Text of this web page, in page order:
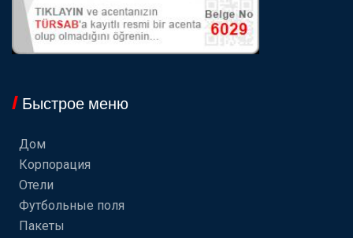
Быстрое меню
Дом
Корпорация
Отели
Футбольные поля
Пакеты